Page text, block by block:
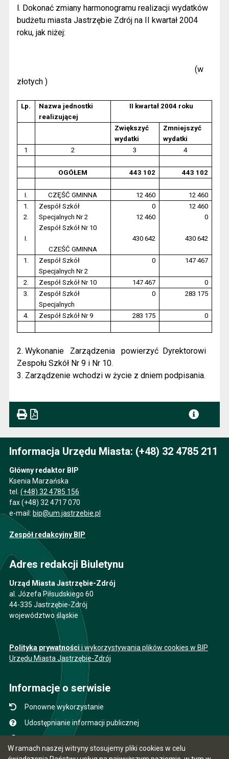
W ramach naszej witryny stosujemy pliki cookies w celu
l. Dokonać zmiany harmonogramu realizacji wydatków
budżetu miasta Jastrzębie Zdrój na II kwartał 2004
roku, jak niżej:
(w
złotych )
Lp.
Nazwa jednostki
realizującej
II kwartał 2004 roku
Zwiększyć
wydatki
Zmniejszyć
wydatki
1
2 3 4
OGÓŁEM 443 102 443 102
I. CZĘŚĆ GMINNA 12 460
12 460
1.
2.
I.
Zespół Szkół
Specjalnych Nr 2
Zespół Szkół Nr 10
CZEŚĆ GMINNA
0
12 460
430 642
12 460
0
430 642
1.
Zespół Szkół
Specjalnych Nr 2
0 147 467
2. Zespół Szkół Nr 10 147 467
0
3.
Zespół Szkół
Specjalnych
0 283 175
4. Zespół Szkół Nr 9 283 175 0
2. Wykonanie Zarządzenia powierzyć Dyrektorowi
Zespołu Szkół Nr 9 i Nr 10.
3. Zarządzenie wchodzi w życie z dniem podpisania.
Informacja Urzędu Miasta: (+48) 32 4785 211
Główny redaktor BIP
Ksenia Marzańska
tel. (+48) 32 4785 156
fax (+48) 32 4717 070
e-mail: bip@um.jastrzebie.pl
Zespół redakcyjny BIP
Adres redakcji Biuletynu
Urząd Miasta Jastrzębie-Zdrój
al. Józefa Piłsudskiego 60
44-335 Jastrzębie-Zdrój
województwo śląskie
Polityka prywatności i wykorzystywania plików cookies w BIP
Urzędu Miasta Jastrzębie-Zdrój
Informacje o serwisie
Ponowne wykorzystanie
Udostępnianie informacji publicznej
Instrukcja obsługi